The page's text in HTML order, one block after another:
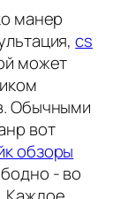
манер
cs
может
Обычными
вот
обзоры
- во